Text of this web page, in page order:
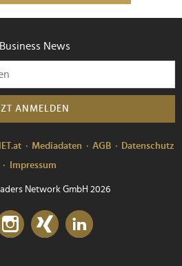
News
ANMELDEN
Mediadaten AGB
Datenschutz
Impressum
Network GmbH 2026